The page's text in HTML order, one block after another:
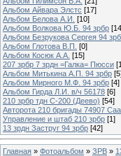
Альбом Айвара Элстс [17]
Альбом Белова А.И. [10]
Альбом Волкова Ю.Б. 94 зрбр
Альбом Безрукова Сергея 94
Альбом Глотова В.П. [0]
Альбом Косюк А.А. [15]
207 зрбр 7 зрдн =Галка= Пюсси
Альбом Митькина А.П. 94 зрбр
Альбом Мирного М.Ф. 94 зрбр [4]
Альбом Гирда Л.И. в/ч 56178 [6]
210 зрбр тдн С-200 (Деево) [54]
Авторота 210 бригады 74907
Управление и штаб 210 зрбр [1]
13 зрдн Заструг 94 зрбр [42]
Главная » Фотоальбом » ЗРВ »